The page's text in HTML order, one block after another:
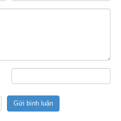
là số điện thoại đó nhưng người
của chủ mới. Như vậy tiêu chí
đầu tiên phải là hợp tuổi, tiếp
cuối cùng mới là